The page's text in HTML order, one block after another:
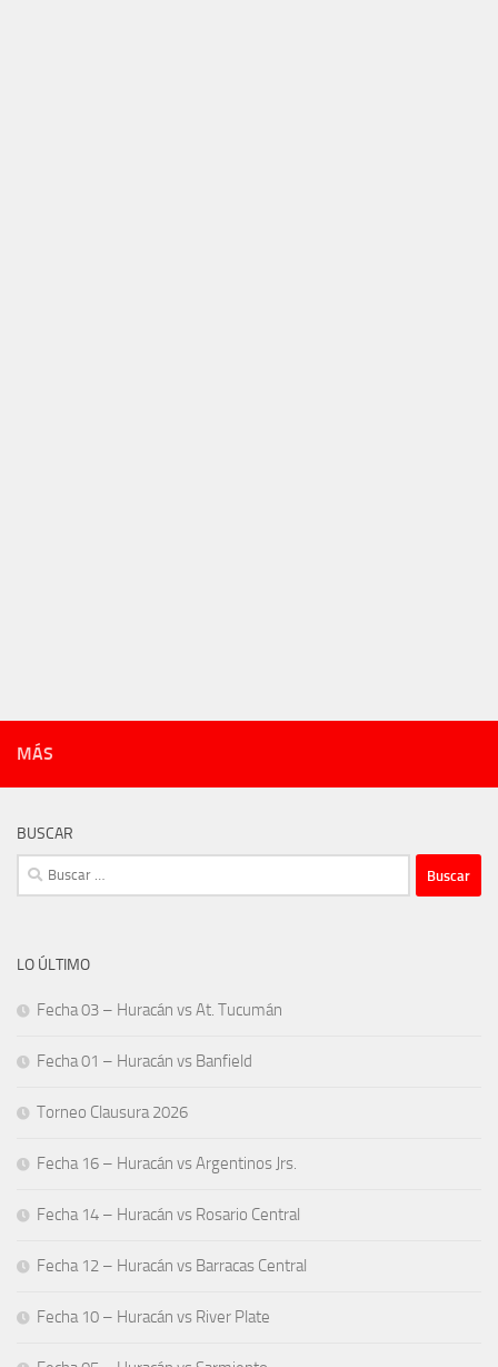
MÁS
BUSCAR
Buscar:
LO ÚLTIMO
Fecha 03 – Huracán vs At. Tucumán
Fecha 01 – Huracán vs Banfield
Torneo Clausura 2026
Fecha 16 – Huracán vs Argentinos Jrs.
Fecha 14 – Huracán vs Rosario Central
Fecha 12 – Huracán vs Barracas Central
Fecha 10 – Huracán vs River Plate